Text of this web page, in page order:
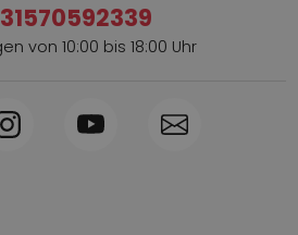
3 Tagen geliefert
von 10:00 bis 18:00 Uhr